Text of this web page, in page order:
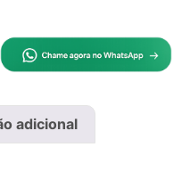
adicional